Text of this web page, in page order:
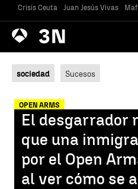
Crisis Ceuta Juan Jesús Vivas
Antena
3 Noticias
sociedad Sucesos
OPEN ARMS
El desgarrador
que una
por el Open
al ver cómo se